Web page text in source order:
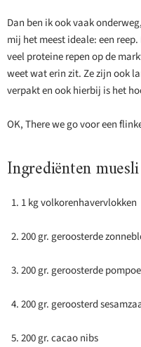
Dan ben ik ook vaak
mij het meest ideale: een
veel proteine repen op de
weet wat erin zit. Ze zijn ook
verpakt en ook hierbij is het
OK, There we go voor een
Ingrediënten muesli
1 kg volkorenhavervlokken
200 gr. geroosterde
200 gr. geroosterde
200 gr. geroosterd
200 gr. cacao nibs